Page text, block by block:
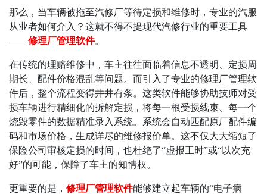
那么，当车辆被拖至汽修厂等待定损和维修时，专业的汽服
从业者如何介入？这就不得不提现代汽修行业的重要工具
——修理厂管理软件。
在传统的理赔维修中，车主往往面临着信息不透明、定损周
期长、配件价格混乱等问题。而引入了专业的修理厂管理软
件后，整个流程变得井井有条。这类软件能够协助技师对受
损车辆进行精细化的拆解定损，将每一根受损线束、每一个
烧毁零件的数据精准录入系统。系统会自动匹配原厂配件编
码和市场价格，生成详尽的维修报价单。这不仅大大缩短了
保险公司审核定损的时间，也杜绝了“虚报工时”或“以次充
好”的可能，保障了车主的知情权。
更重要的是， 修理厂管理软件能够建立起车辆的“电子病